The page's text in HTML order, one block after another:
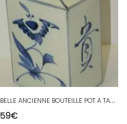
B
ELLE ANCIENNE BOUTEILLE POT A TABAC PORCELAINE DE CHINE BLANC/BLEU COLLECTION
59€